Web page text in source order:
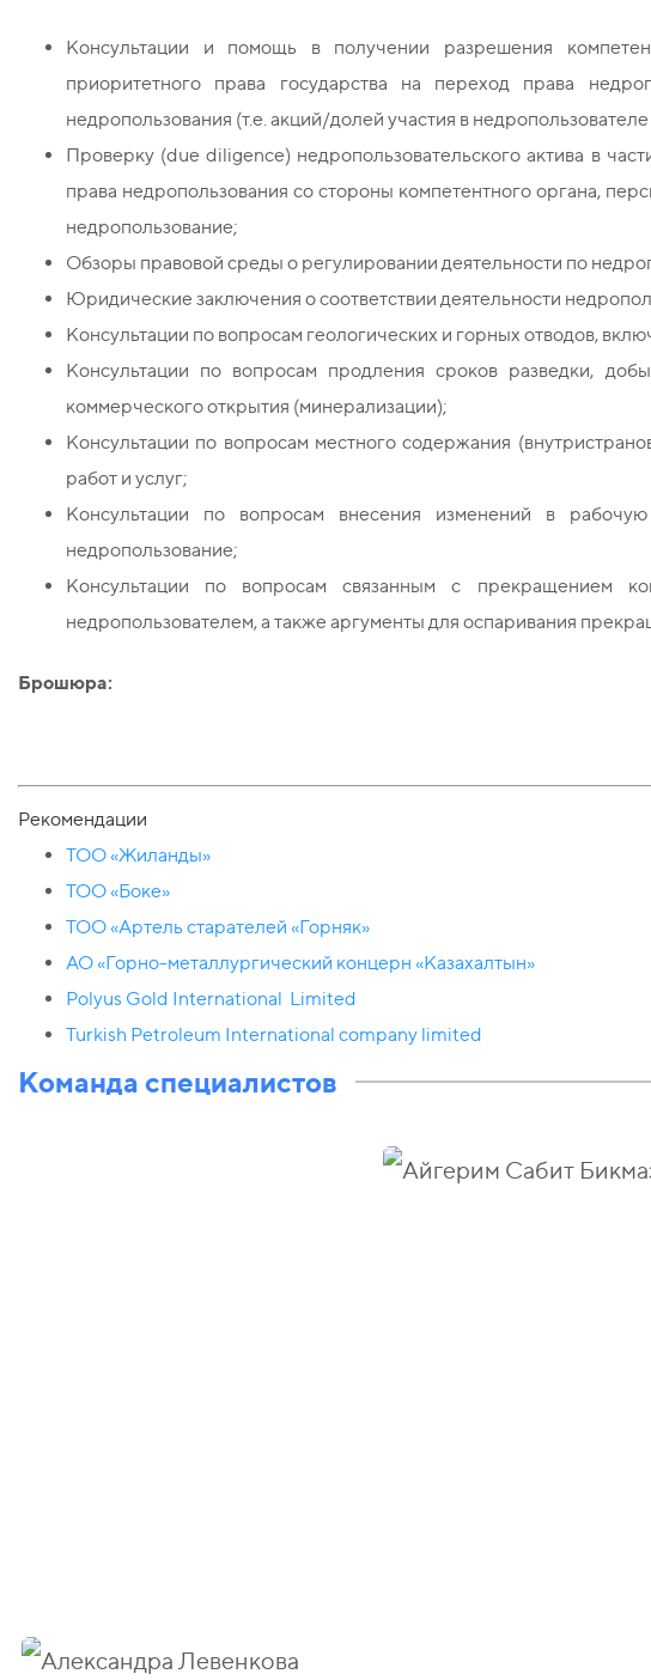
Консультации и помощь в получении разрешения
приоритетного права государства на переход права
недропользования (т.е. акций/долей участия в
Проверку (due diligence) недропользовательского актива в
права недропользования со стороны компетентного органа,
недропользование;
Обзоры правовой среды о регулировании деятельности по
Юридические заключения о соответствии деятельности
Консультации по вопросам геологических и горных отводов,
Консультации по вопросам продления сроков разведки,
коммерческого открытия (минерализации);
Консультации по вопросам местного содержания
работ и услуг;
Консультации по вопросам внесения изменений в
недропользование;
Консультации по вопросам связанным с прекращением
недропользователем, а также аргументы для оспаривания
Брошюра:
Рекомендации
ТОО «Жиланды»
ТОО «Боке»
ТОО «Артель старателей «Горняк»
АО «Горно-металлургический концерн «Казахалтын»
Polyus Gold International Limited
Turkish Petroleum International company limited
Команда специалистов